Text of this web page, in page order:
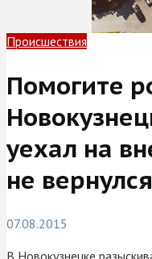
Происшествия
Помогите
уехал на
не вернулся
07.08.2015
В Новокузнецке